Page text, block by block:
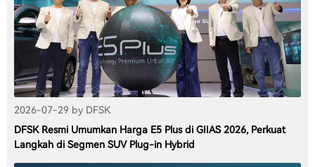
2026-07-29 by DFSK
DFSK Resmi Umumkan Harga E5 Plus di GIIAS 2026, Perkuat
Langkah di Segmen SUV Plug-in Hybrid